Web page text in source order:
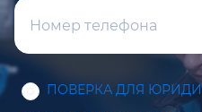
ПОВЕРКА ДЛЯ